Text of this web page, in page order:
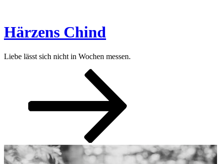
springen
Härzens Chind
Liebe lässt sich nicht in Wochen messen.